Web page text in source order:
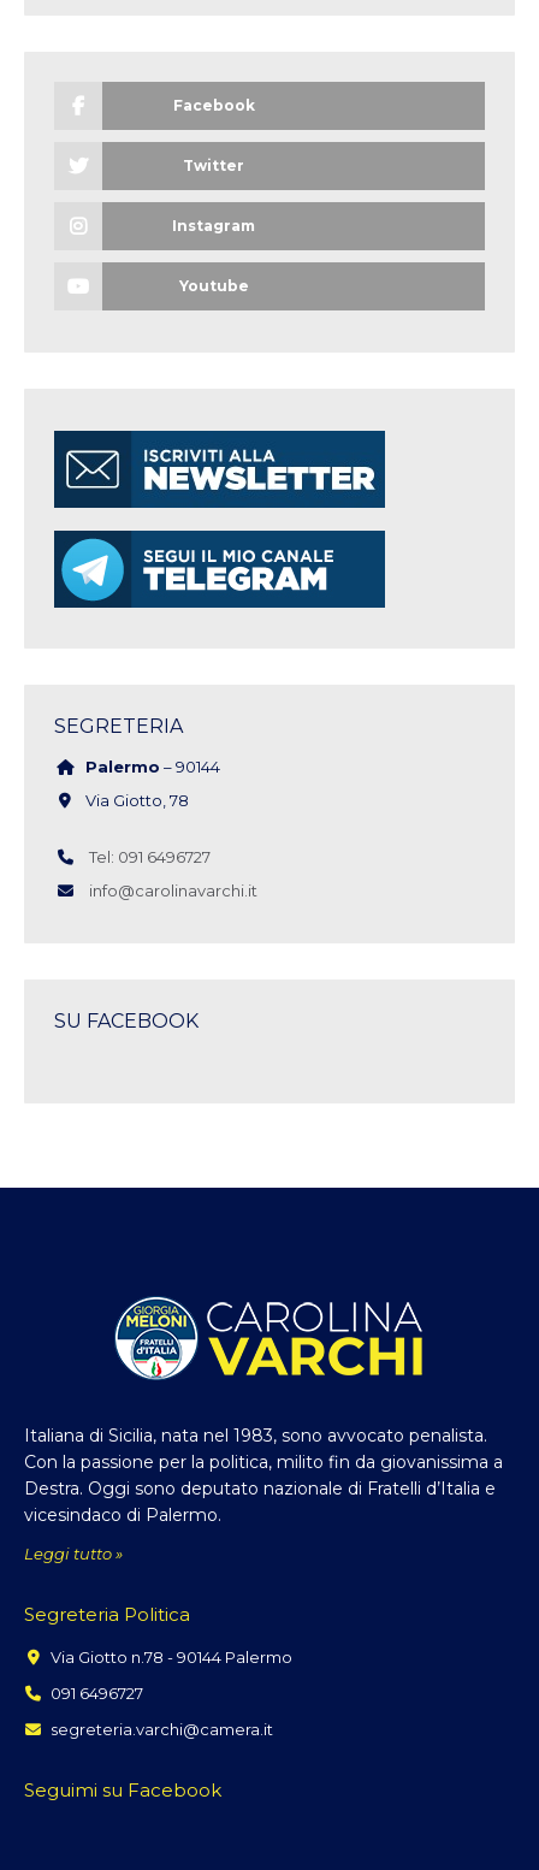
Facebook
Twitter
Instagram
Youtube
SEGRETERIA
Palermo – 90144
Via Giotto, 78
Tel: 091 6496727
info@carolinavarchi.it
SU FACEBOOK
Italiana di Sicilia, nata nel 1983, sono avvocato penalista.
Con la passione per la politica, milito fin da giovanissima a
Destra. Oggi sono deputato nazionale di Fratelli d’Italia e
vicesindaco di Palermo.
Leggi tutto »
Segreteria Politica
Via Giotto n.78 - 90144 Palermo
091 6496727
segreteria.varchi@camera.it
Seguimi su Facebook